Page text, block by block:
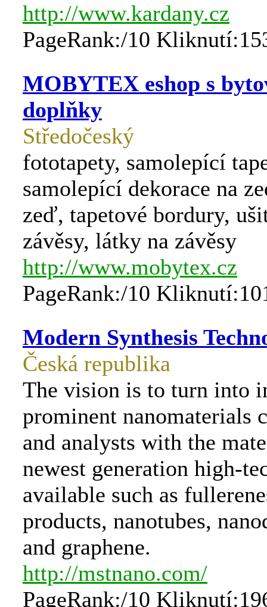
http://www.kardany.cz
PageRank:/10
MOBYTEX eshop s
doplňky
Středočeský
fototapety, samolepící
samolepící dekorace na
zeď, tapetové bordury,
závěsy, látky na závěsy
http://www.mobytex.cz
PageRank:/10
Modern Synthesis
Česká republika
The vision is to turn into
prominent nanomaterials
and analysts with the
newest generation high-
available such as
products, nanotubes,
and graphene.
http://mstnano.com/
PageRank:/10